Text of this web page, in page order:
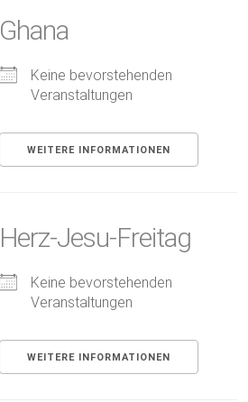
Ghana
Keine bevorstehenden
Veranstaltungen
WEITERE INFORMATIONEN
Herz-Jesu-Freitag
Keine bevorstehenden
Veranstaltungen
WEITERE INFORMATIONEN